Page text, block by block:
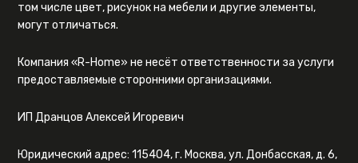
том числе цвет, рисунок на мебели и другие элементы,
могут отличаться.
Компания «R-Home» не несёт ответственности за услуги
предоставляемые сторонними организациями.
ИП Дранцов Алексей Игоревич
Юридический адрес: 115404, г. Москва, ул. Донбасская, д. 6,